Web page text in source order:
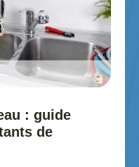
: guide
de